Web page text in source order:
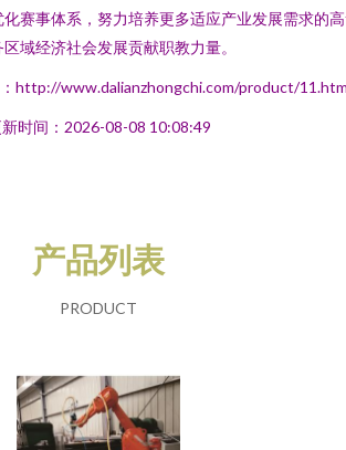
赛事体系，努力培养更多适应产业发展需求的
域经济社会发展贡献职教力量。
http://www.dalianzhongchi.com/product/
时间：2026-08-08 10:08:49
产品列表
PRODUCT